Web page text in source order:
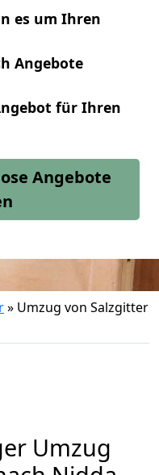
es um Ihren
Angebote
für Ihren
Angebote
» Umzug von Salzgitter
Umzug